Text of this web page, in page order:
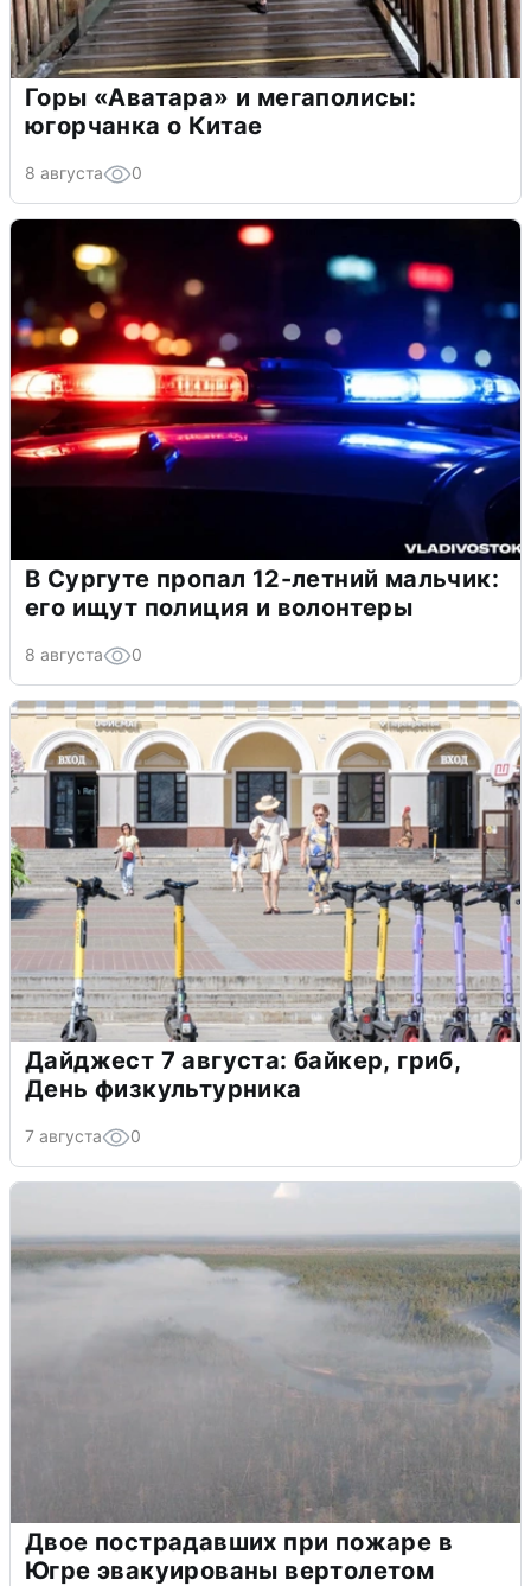
Горы «Аватара» и мегаполисы:
югорчанка о Китае
8 августа 0
В Сургуте пропал 12-летний мальчик:
его ищут полиция и волонтеры
8 августа 0
Дайджест 7 августа: байкер, гриб,
День физкультурника
7 августа 0
Двое пострадавших при пожаре в
Югре эвакуированы вертолетом